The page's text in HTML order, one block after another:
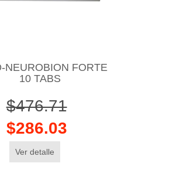
NEUROBION FORTE
10 TABS
$476.71
$286.03
Ver detalle